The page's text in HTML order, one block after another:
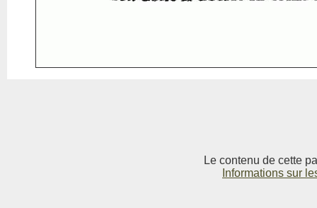
Le contenu de cette
Informations sur